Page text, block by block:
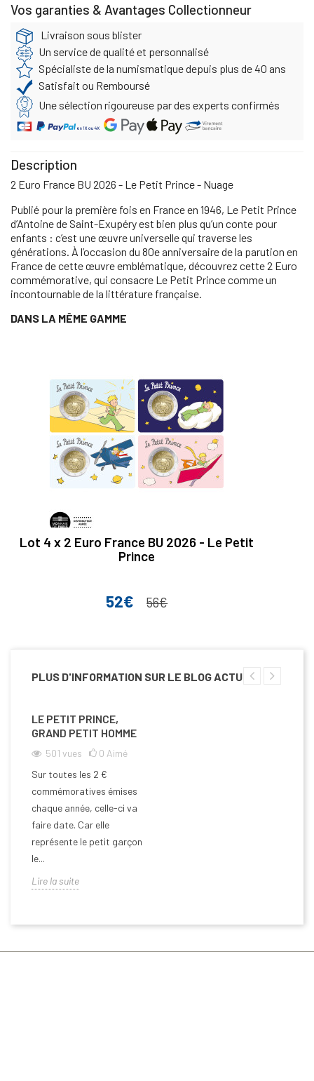
Vos garanties & Avantages Collectionneur
Livraison sous blister
Un service de qualité et personnalisé
Spécialiste de la numismatique depuis plus de 40 ans
Satisfait ou Remboursé
Une sélection rigoureuse par des experts confirmés
Description
2 Euro France BU 2026 - Le Petit Prince - Nuage
Publié pour la première fois en France en 1946, Le Petit Prince
d’Antoine de Saint-Exupéry est bien plus qu’un conte pour
enfants : c’est une œuvre universelle qui traverse les
générations. À l’occasion du 80e anniversaire de la parution en
France de cette œuvre emblématique, découvrez cette 2 Euro
commémorative, qui consacre Le Petit Prince comme un
incontournable de la littérature française.
DANS LA MÊME GAMME
Lot 4 x 2 Euro France BU 2026 - Le Petit
Prince
Prix
52€ Prix de base
56€
PLUS D'INFORMATION SUR LE BLOG ACTU
LE PETIT PRINCE,
GRAND PETIT HOMME
501 vues 0 Aimé
Sur toutes les 2 €
commémoratives émises
chaque année, celle-ci va
faire date. Car elle
représente le petit garçon
le...
Lire la suite